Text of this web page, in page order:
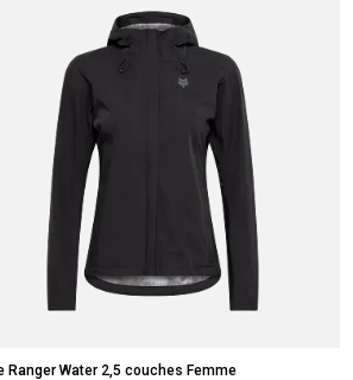
Ranger Water 2,5 couches Femme